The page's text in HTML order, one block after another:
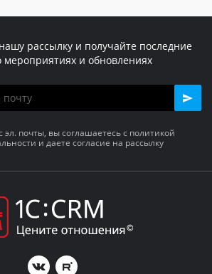
рассылку и получайте последние
мероприятиях и обновлениях
эл. почты, вы соглашаетесь с политикой
и даете согласие на рассылку